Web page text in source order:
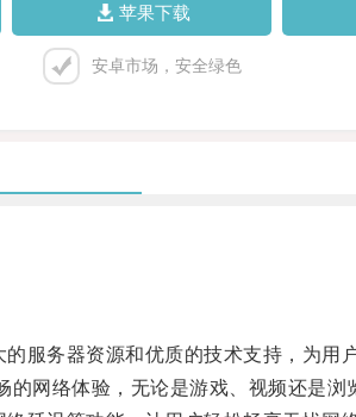
苹果下载
安卓市场，安全绿色
务器资源和优质的技术支持，为用
络体验，无论是游戏、视频还是浏